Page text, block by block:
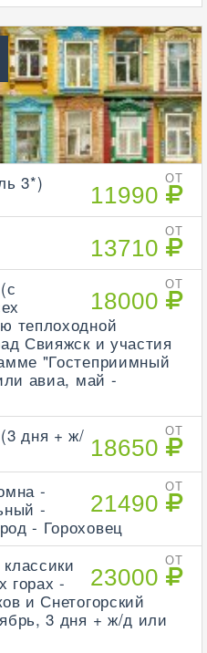
ОТ
11990
3*)
ОТ
13710
ОТ
18000
теплоходной
Свияжск и участия
"Гостеприимный
авиа, май -
ОТ
18650
дня + ж/
ОТ
21490
-
-
- Гороховец
ОТ
23000
горах -
и Снетогорский
3 дня + ж/д или